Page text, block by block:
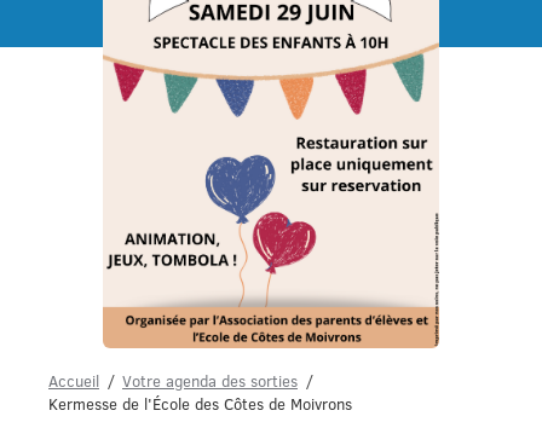
Menu
Accueil
Votre agenda des sorties
Kermesse de l'École des Côtes de Moivrons